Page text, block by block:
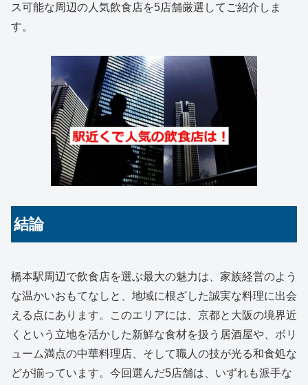
ス可能な周辺の人気飲食店を5店舗厳選してご紹介しま
す。
結論
橋本駅周辺で飲食店を選ぶ最大の魅力は、家族経営のよう
な温かいおもてなしと、地域に根ざした誠実な料理に出会
える点にあります。このエリアには、京都と大阪の境界近
くという立地を活かした新鮮な食材を扱う居酒屋や、ボリ
ューム満点の中華料理店、そして職人の技が光る和食処な
どが揃っています。今回選んだ5店舗は、いずれも派手な